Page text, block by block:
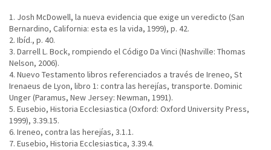
1. Josh McDowell, la nueva evidencia que exige un veredicto (San
Bernardino, California: esta es la vida, 1999), p. 42.
2. Ibíd., p. 40.
3. Darrell L. Bock, rompiendo el Código Da Vinci (Nashville: Thomas
Nelson, 2006).
4. Nuevo Testamento libros referenciados a través de Ireneo, St
Irenaeus de Lyon, libro 1: contra las herejías, transporte. Dominic
Unger (Paramus, New Jersey: Newman, 1991).
5. Eusebio, Historia Ecclesiastica (Oxford: Oxford University Press,
1999), 3.39.15.
6. Ireneo, contra las herejías, 3.1.1.
7. Eusebio, Historia Ecclesiastica, 3.39.4.